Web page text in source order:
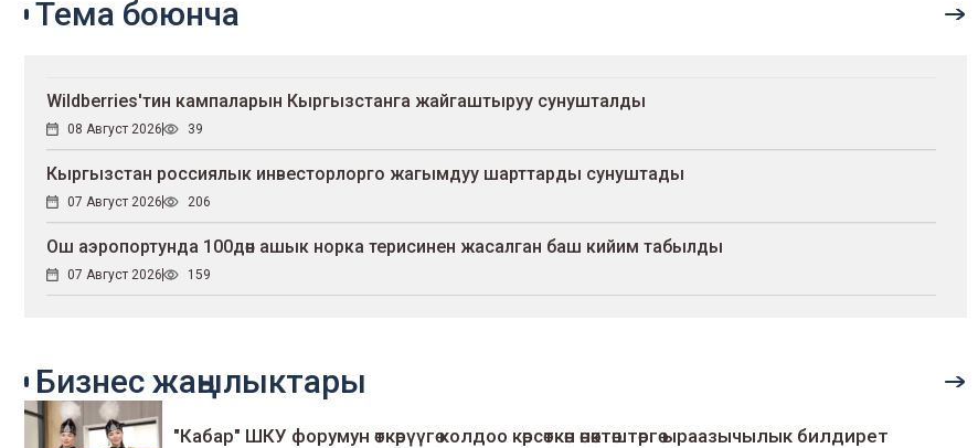
Тема боюнча
Wildberries'тин кампаларын Кыргызстанга жайгаштыруу сунушталды
08 Август 2026 39
Кыргызстан россиялык инвесторлорго жагымдуу шарттарды сунуштады
07 Август 2026 206
Ош аэропортунда 100дөн ашык норка терисинен жасалган баш кийим табылды
07 Август 2026 159
Бизнес жаңылыктары
"Кабар" ШКУ форумун өткөрүүгө колдоо көрсөткөн өнөктөштөргө ыраазычылык билдирет